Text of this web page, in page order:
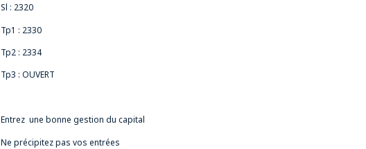
Sl : 2320
Tp1 : 2330
Tp2 : 2334
Tp3 : OUVERT
Entrez une bonne gestion du capital
Ne précipitez pas vos entrées